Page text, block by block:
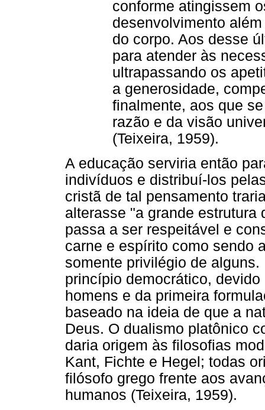
conforme atingissem
desenvolvimento
do corpo. Aos desse
para atender às
ultrapassando os
a generosidade,
finalmente, aos que
razão e da visão
(Teixeira, 1959).
A educação serviria então
indivíduos e distribuí-los
cristã de tal pensamento
alterasse "a grande estrutura
passa a ser respeitável e
carne e espírito como sendo
somente privilégio de
princípio democrático,
homens e da primeira
baseado na ideia de que a
Deus. O dualismo platônico
daria origem às filosofias
Kant, Fichte e Hegel; todas
filósofo grego frente aos
humanos (Teixeira, 1959).